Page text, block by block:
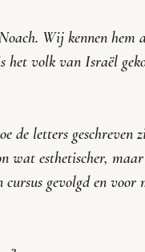
Wij kennen hem
het volk van Israël
letters geschreven
gevolgd en